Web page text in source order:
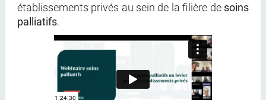
établissements privés au sein de la filière de soins
palliatifs.